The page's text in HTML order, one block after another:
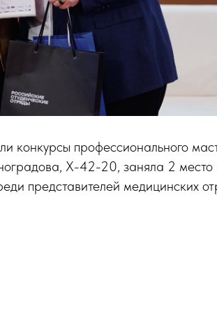
конкурсы профессионального
Х-42-20, заняла 2 место
представителей медицинских